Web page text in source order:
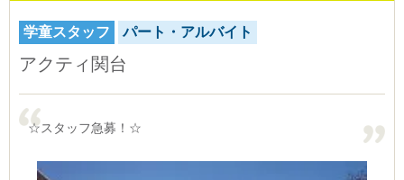
学童スタッフ パート・アルバイト
アクティ関台
☆スタッフ急募！☆